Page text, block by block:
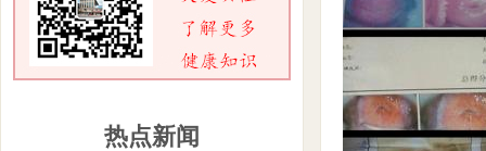
热点新闻